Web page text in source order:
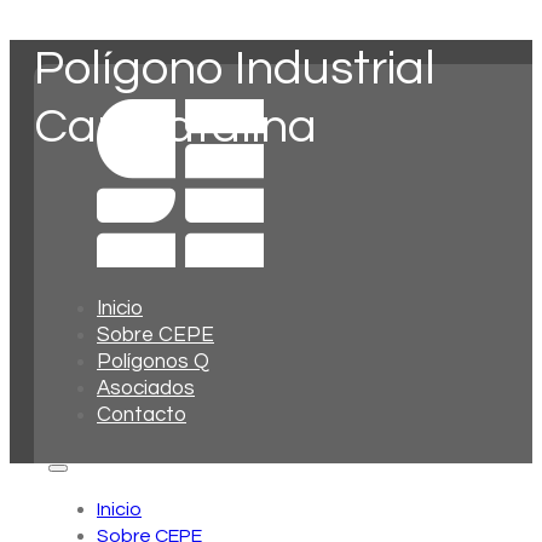
Inicio
Sobre CEPE
Polígonos Q
Asociados
Contacto
Inicio
Sobre CEPE
Polígono Industrial
Can Patalina